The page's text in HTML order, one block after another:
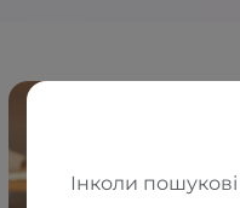
Інколи